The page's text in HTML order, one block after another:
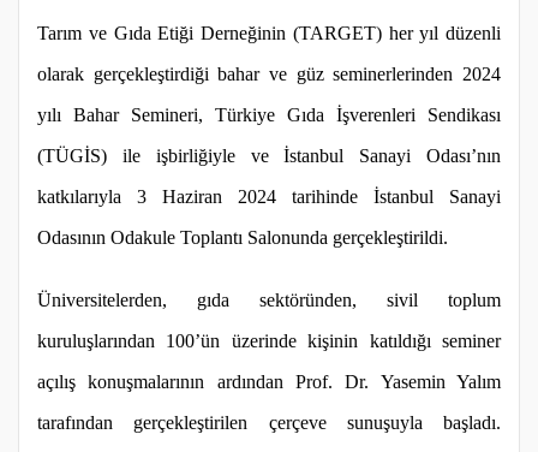
Tarım ve Gıda Etiği Derneğinin (TARGET) her yıl düzenli
olarak gerçekleştirdiği bahar ve güz seminerlerinden 2024
yılı Bahar Semineri, Türkiye Gıda İşverenleri Sendikası
(TÜGİS) ile işbirliğiyle ve İstanbul Sanayi Odası’nın
katkılarıyla 3 Haziran 2024 tarihinde İstanbul Sanayi
Odasının Odakule Toplantı Salonunda gerçekleştirildi.
Üniversitelerden, gıda sektöründen, sivil toplum
kuruluşlarından 100’ün üzerinde kişinin katıldığı seminer
açılış konuşmalarının ardından Prof. Dr. Yasemin Yalım
tarafından gerçekleştirilen çerçeve sunuşuyla başladı.